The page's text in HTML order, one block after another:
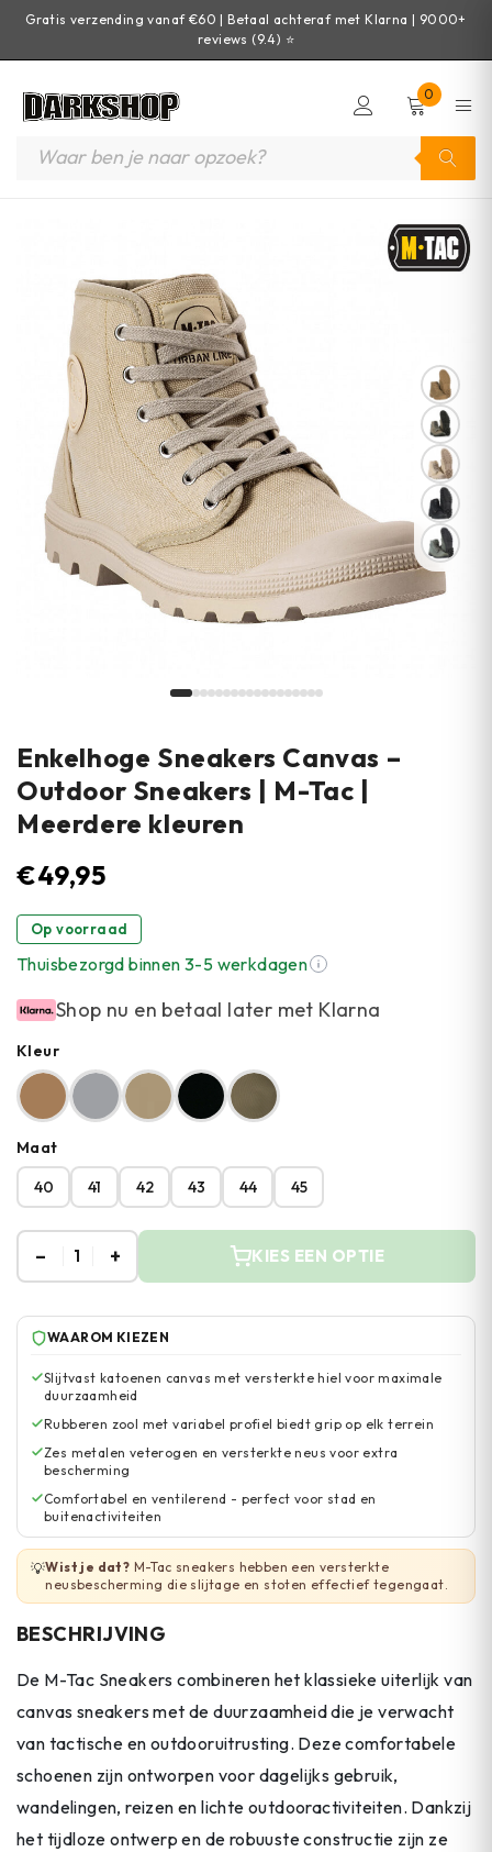
Gratis verzending vanaf €60 | Betaal achteraf met Klarna | 9000+
reviews (9.4) ⭐
0
Enkelhoge Sneakers Canvas –
Outdoor Sneakers | M-Tac |
Meerdere kleuren
€49,95
Op voorraad
Thuisbezorgd binnen 3-5 werkdagen
Shop nu en betaal later met Klarna
Kleur
Maat
40
41 42 43 44 45
– 1 + KIES EEN OPTIE
WAAROM KIEZEN
Slijtvast katoenen canvas met versterkte hiel voor maximale
duurzaamheid
Rubberen zool met variabel profiel biedt grip op elk terrein
Zes metalen veterogen en versterkte neus voor extra
bescherming
Comfortabel en ventilerend - perfect voor stad en
buitenactiviteiten
💡Wist je dat? M-Tac sneakers hebben een versterkte
neusbescherming die slijtage en stoten effectief tegengaat.
BESCHRIJVING
De M-Tac Sneakers combineren het klassieke uiterlijk van
canvas sneakers met de duurzaamheid die je verwacht
van tactische en outdooruitrusting. Deze comfortabele
schoenen zijn ontworpen voor dagelijks gebruik,
wandelingen, reizen en lichte outdooractiviteiten. Dankzij
het tijdloze ontwerp en de robuuste constructie zijn ze